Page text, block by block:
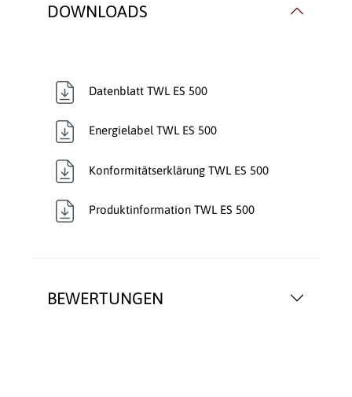
BEWERTUNGEN
DOWNLOADS
Datenblatt TWL ES 500
Energielabel TWL ES 500
Konformitätserklärung TWL ES 500
Produktinformation TWL ES 500